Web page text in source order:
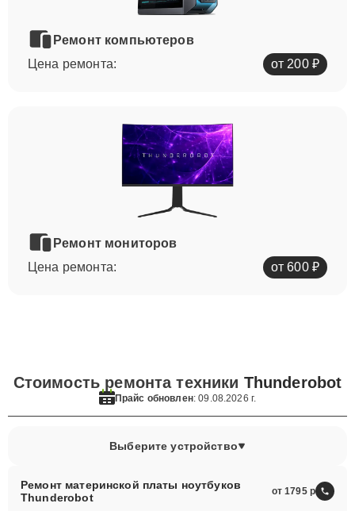
Ремонт компьютеров
Цена ремонта:
от 200 ₽
Ремонт мониторов
Цена ремонта:
от 600 ₽
Стоимость ремонта техники Thunderobot
Прайс обновлен: 09.08.2026 г.
Выберите устройство
Ремонт материнской платы ноутбуков
Thunderobot
от 1795